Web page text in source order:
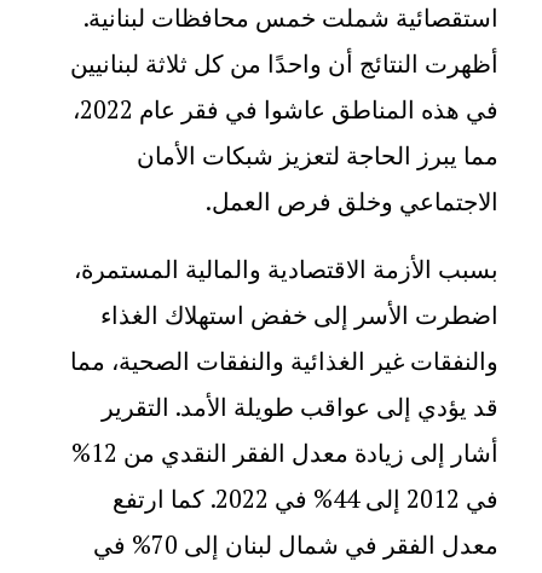
استقصائية شملت خمس محافظات لبنانية.
أظهرت النتائج أن واحدًا من كل ثلاثة لبنانيين
في هذه المناطق عاشوا في فقر عام 2022،
مما يبرز الحاجة لتعزيز شبكات الأمان
الاجتماعي وخلق فرص العمل.
بسبب الأزمة الاقتصادية والمالية المستمرة،
اضطرت الأسر إلى خفض استهلاك الغذاء
والنفقات غير الغذائية والنفقات الصحية، مما
قد يؤدي إلى عواقب طويلة الأمد. التقرير
أشار إلى زيادة معدل الفقر النقدي من 12%
في 2012 إلى 44% في 2022. كما ارتفع
معدل الفقر في شمال لبنان إلى 70% في